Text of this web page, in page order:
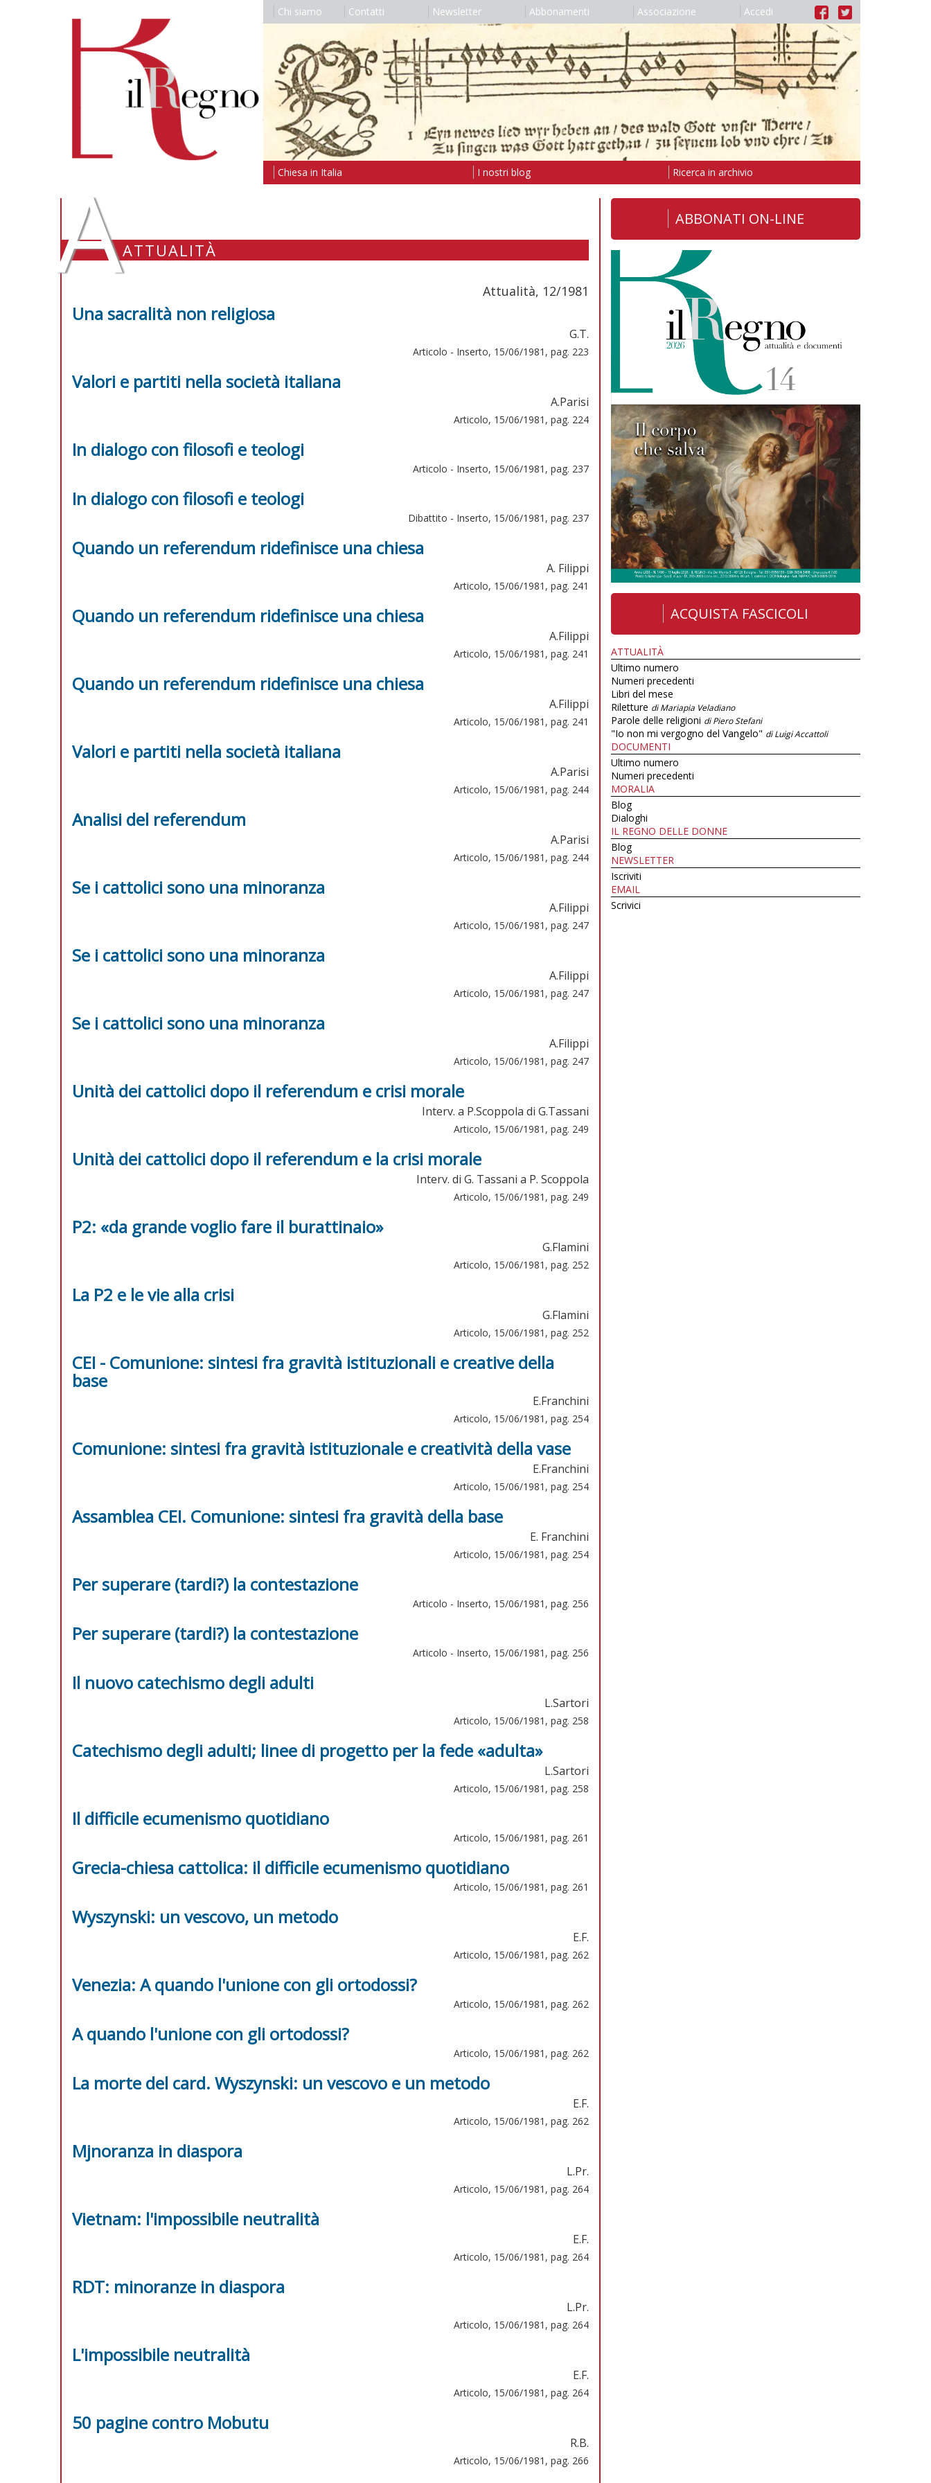
Chi siamo Contatti Newsletter Abbonamenti Associazione Accedi
Chiesa in Italia I nostri blog Ricerca in archivio
AATTUALITÀ
Attualità, 12/1981
Una sacralità non religiosa
G.T.
Articolo - Inserto, 15/06/1981, pag. 223
Valori e partiti nella società italiana
A.Parisi
Articolo, 15/06/1981, pag. 224
In dialogo con filosofi e teologi
Articolo - Inserto, 15/06/1981, pag. 237
In dialogo con filosofi e teologi
Dibattito - Inserto, 15/06/1981, pag. 237
Quando un referendum ridefinisce una chiesa
A. Filippi
Articolo, 15/06/1981, pag. 241
Quando un referendum ridefinisce una chiesa
A.Filippi
Articolo, 15/06/1981, pag. 241
Quando un referendum ridefinisce una chiesa
A.Filippi
Articolo, 15/06/1981, pag. 241
Valori e partiti nella società italiana
A.Parisi
Articolo, 15/06/1981, pag. 244
Analisi del referendum
A.Parisi
Articolo, 15/06/1981, pag. 244
Se i cattolici sono una minoranza
A.Filippi
Articolo, 15/06/1981, pag. 247
Se i cattolici sono una minoranza
A.Filippi
Articolo, 15/06/1981, pag. 247
Se i cattolici sono una minoranza
A.Filippi
Articolo, 15/06/1981, pag. 247
Unità dei cattolici dopo il referendum e crisi morale
Interv. a P.Scoppola di G.Tassani
Articolo, 15/06/1981, pag. 249
Unità dei cattolici dopo il referendum e la crisi morale
Interv. di G. Tassani a P. Scoppola
Articolo, 15/06/1981, pag. 249
P2: «da grande voglio fare il burattinaio»
G.Flamini
Articolo, 15/06/1981, pag. 252
La P2 e le vie alla crisi
G.Flamini
Articolo, 15/06/1981, pag. 252
CEI - Comunione: sintesi fra gravità istituzionali e creative della
base
E.Franchini
Articolo, 15/06/1981, pag. 254
Comunione: sintesi fra gravità istituzionale e creatività della vase
E.Franchini
Articolo, 15/06/1981, pag. 254
Assamblea CEI. Comunione: sintesi fra gravità della base
E. Franchini
Articolo, 15/06/1981, pag. 254
Per superare (tardi?) la contestazione
Articolo - Inserto, 15/06/1981, pag. 256
Per superare (tardi?) la contestazione
Articolo - Inserto, 15/06/1981, pag. 256
Il nuovo catechismo degli adulti
L.Sartori
Articolo, 15/06/1981, pag. 258
Catechismo degli adulti; linee di progetto per la fede «adulta»
L.Sartori
Articolo, 15/06/1981, pag. 258
Il difficile ecumenismo quotidiano
Articolo, 15/06/1981, pag. 261
Grecia-chiesa cattolica: il difficile ecumenismo quotidiano
Articolo, 15/06/1981, pag. 261
Wyszynski: un vescovo, un metodo
E.F.
Articolo, 15/06/1981, pag. 262
Venezia: A quando l'unione con gli ortodossi?
Articolo, 15/06/1981, pag. 262
A quando l'unione con gli ortodossi?
Articolo, 15/06/1981, pag. 262
La morte del card. Wyszynski: un vescovo e un metodo
E.F.
Articolo, 15/06/1981, pag. 262
Mjnoranza in diaspora
L.Pr.
Articolo, 15/06/1981, pag. 264
Vietnam: l'impossibile neutralità
E.F.
Articolo, 15/06/1981, pag. 264
RDT: minoranze in diaspora
L.Pr.
Articolo, 15/06/1981, pag. 264
L'impossibile neutralità
E.F.
Articolo, 15/06/1981, pag. 264
50 pagine contro Mobutu
R.B.
Articolo, 15/06/1981, pag. 266
ABBONATI ON-LINE
ACQUISTA FASCICOLI
ATTUALITÀ
Ultimo numero
Numeri precedenti
Libri del mese
Riletture di Mariapia Veladiano
Parole delle religioni di Piero Stefani
"Io non mi vergogno del Vangelo" di Luigi Accattoli
DOCUMENTI
Ultimo numero
Numeri precedenti
MORALIA
Blog
Dialoghi
IL REGNO DELLE DONNE
Blog
NEWSLETTER
Iscriviti
EMAIL
Scrivici